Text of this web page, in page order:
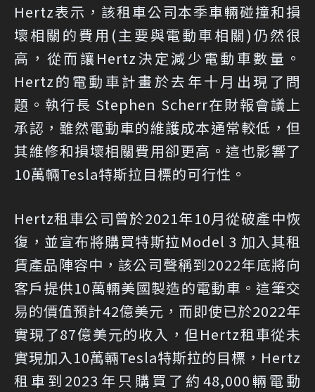
Hertz表示，該租車公司本季車輛碰撞和損
壞相關的費用(主要與電動車相關)仍然很
高，從而讓Hertz決定減少電動車數量。
Hertz的電動車計畫於去年十月出現了問
題。執行長 Stephen Scherr在財報會議上
承認，雖然電動車的維護成本通常較低，但
其維修和損壞相關費用卻更高。這也影響了
10萬輛Tesla特斯拉目標的可行性。
Hertz租車公司曾於2021年10月從破產中恢
復，並宣布將購買特斯拉Model 3 加入其租
賃產品陣容中，該公司聲稱到2022年底將向
客戶提供10萬輛美國製造的電動車。這筆交
易的價值預計42億美元，而即使已於2022年
實現了87億美元的收入，但Hertz租車從未
實現加入10萬輛Tesla特斯拉的目標，Hertz
租車到2023年只購買了約48,000輛電動